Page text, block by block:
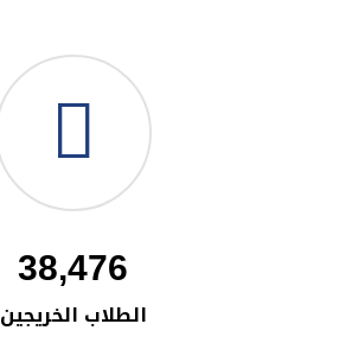
38,476
الطلاب الخريجين